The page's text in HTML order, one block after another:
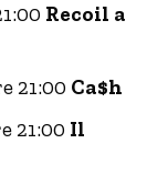
Recoil a
21:00 Ca$h
21:00 Il